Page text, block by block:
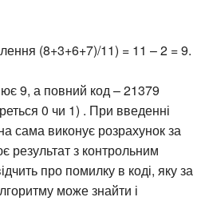
(8+3+6+7)/11) = 11 – 2 = 9.
9, а повний код – 21379
0 чи 1) . При введенні
сама виконує розрахунок за
результат з контрольним
про помилку в коді, яку за
може знайти і